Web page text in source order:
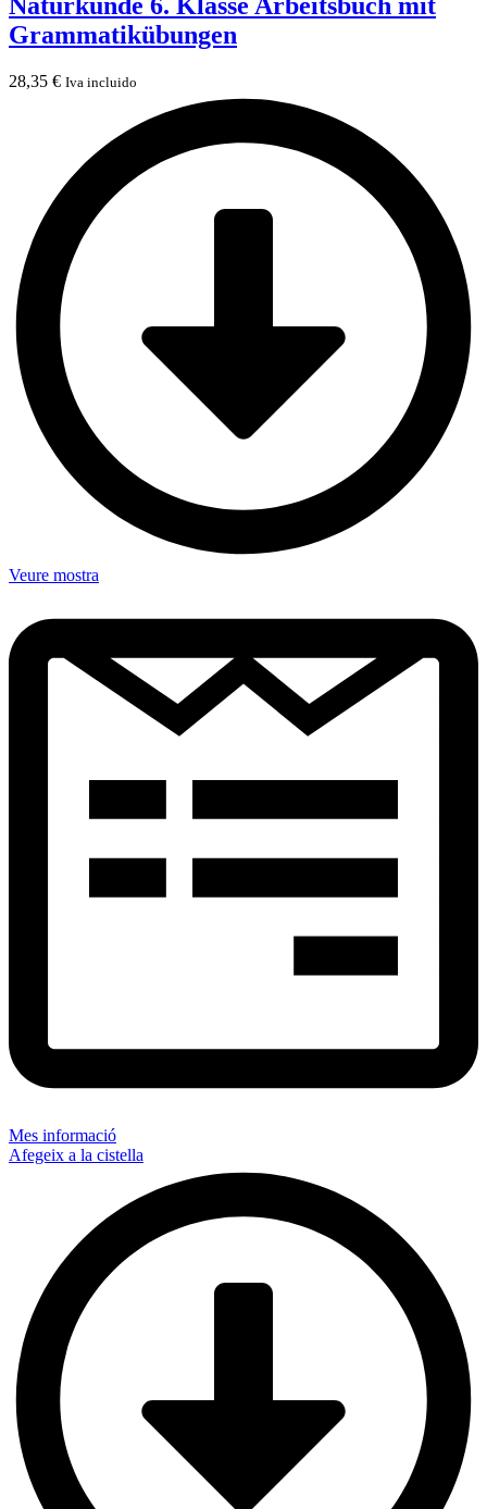
Grammatikübungen
28,35 € Iva incluido
Veure mostra
Mes informació
Afegeix a la cistella